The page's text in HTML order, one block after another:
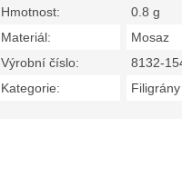
Hmotnost:
0.8 g
Materiál:
Mosaz
Výrobní číslo:
8132-
Kategorie:
Filigrány